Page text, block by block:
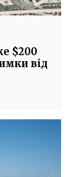
$200
від